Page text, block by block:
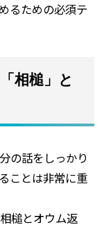
るための必須テ
相槌」と
の話をしっかり
ことは非常に重
槌とオウム返